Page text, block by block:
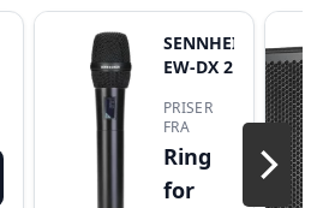
SENNHEISER
EW-DX 2
PRISER
FRA
Ring
for